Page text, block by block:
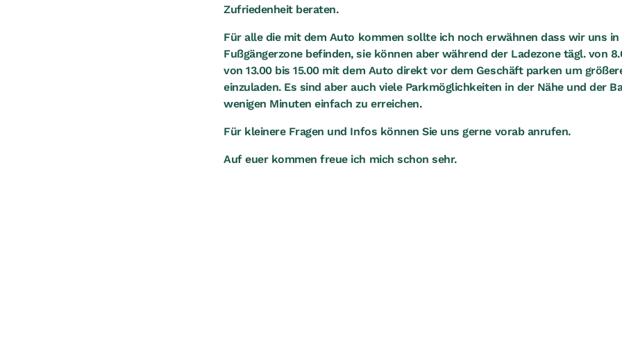
Zufriedenheit beraten.
Für alle die mit dem Auto kommen sollte ich noch erwähnen dass wir uns in
Fußgängerzone befinden, sie können aber während der Ladezone tägl. von
von 13.00 bis 15.00 mit dem Auto direkt vor dem Geschäft parken um
einzuladen. Es sind aber auch viele Parkmöglichkeiten in der Nähe und der
wenigen Minuten einfach zu erreichen.
Für kleinere Fragen und Infos können Sie uns gerne vorab anrufen.
Auf euer kommen freue ich mich schon sehr.